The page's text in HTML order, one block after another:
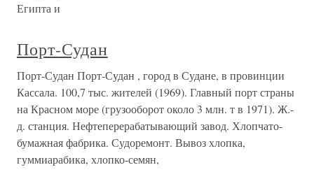
Египта и
Порт-Судан
Порт-Судан Порт-Судан , город в Судане, в провинции
Кассала. 100,7 тыс. жителей (1969). Главный порт страны
на Красном море (грузооборот около 3 млн. т в 1971). Ж.-
д. станция. Нефтеперерабатывающий завод. Хлопчато-
бумажная фабрика. Судоремонт. Вывоз хлопка,
гуммиарабика, хлопко-семян,